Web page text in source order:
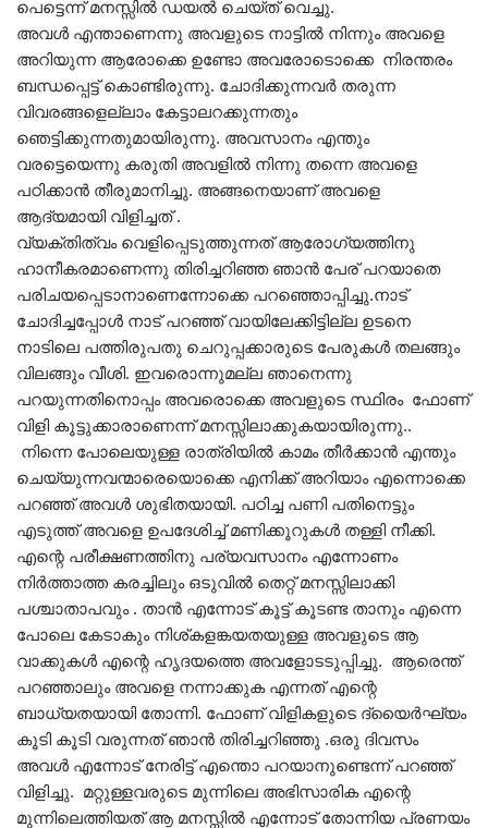
പെട്ടെന്ന് മനസ്സിൽ ഡയൽ ചെയ്ത് വെച്ചു.
അവൾ എന്താണെന്നു അവളുടെ നാട്ടിൽ നിന്നും അവളെ
അറിയുന്ന ആരോക്കെ ഉണ്ടോ അവരോടൊക്കെ നിരന്തരം
ബന്ധപ്പെട്ട് കൊണ്ടിരുന്നു. ചോദിക്കുന്നവർ തരുന്ന
വിവരങ്ങളെല്ലാം കേട്ടാലറക്കുന്നതും
ഞെട്ടിക്കുന്നതുമായിരുന്നു. അവസാനം എന്തും
വരട്ടെയെന്നു കരുതി അവളിൽ നിന്നു തന്നെ അവളെ
പഠിക്കാൻ തീരുമാനിച്ചു. അങ്ങനെയാണ് അവളെ
ആദ്യമായി വിളിച്ചത് .
വ്യക്തിത്വം വെളിപ്പെടുത്തുന്നത് ആരോഗ്യത്തിനു
ഹാനീകരമാണെന്നു തിരിച്ചറിഞ്ഞ ഞാൻ പേര് പറയാതെ
പരിചയപ്പെടാനാണെന്നോക്കെ പറഞ്ഞൊപ്പിച്ചു.നാട്
ചോദിച്ചപ്പോൾ നാട് പറഞ്ഞ് വായിലേക്കിട്ടില്ല ഉടനെ
നാടിലെ പത്തിരുപതു ചെറുപ്പക്കാരുടെ പേരുകൾ തലങ്ങും
വിലങ്ങും വീശി. ഇവരൊന്നുമല്ല ഞാനെന്നു
പറയുന്നതിനൊപ്പം അവരൊക്കെ അവളുടെ സ്ഥിരം ഫോണ്
വിളി കൂട്ടുക്കാരാണെന്ന് മനസ്സിലാക്കുകയായിരുന്നു..
നിന്നെ പോലെയുള്ള രാത്രിയിൽ കാമം തീർക്കാൻ എന്തും
ചെയ്യുന്നവന്മാരെയൊക്കെ എനിക്ക് അറിയാം എന്നൊക്കെ
പറഞ്ഞ് അവൾ ശുഭിതയായി. പഠിച്ച പണി പതിനെട്ടും
എടുത്ത് അവളെ ഉപദേശിച്ച് മണിക്കൂറുകൾ തള്ളി നീക്കി.
എന്റെ പരീക്ഷണത്തിനു പര്യവസാനം എന്നോണം
നിർത്താത്ത കരച്ചിലും ഒടുവിൽ തെറ്റ് മനസ്സിലാക്കി
പശ്ചാതാപവും . താൻ എന്നോട് കൂട്ട് കൂടണ്ട താനും എന്നെ
പോലെ കേടാകും നിശ്കളങ്കയതയുള്ള അവളുടെ ആ
വാക്കുകൾ എന്റെ ഹൃദയത്തെ അവളോടടുപ്പിച്ചു. ആരെന്ത്
പറഞ്ഞാലും അവളെ നന്നാക്കുക എന്നത് എന്റെ
ബാധ്യതയായി തോന്നി. ഫോണ് വിളികളുടെ ദ്യൈർഘ്യം
കൂടി കൂടി വരുന്നത് ഞാൻ തിരിച്ചറിഞ്ഞു .ഒരു ദിവസം
അവൾ എന്നോട് നേരിട്ട് എന്തൊ പറയാനുണ്ടെന്ന് പറഞ്ഞ്
വിളിച്ചു. മറ്റുള്ളവരുടെ മുന്നിലെ അഭിസാരിക എന്റെ
മുന്നിലെത്തിയത് ആ മനസ്സിൽ എന്നോട് തോന്നിയ പ്രണയം